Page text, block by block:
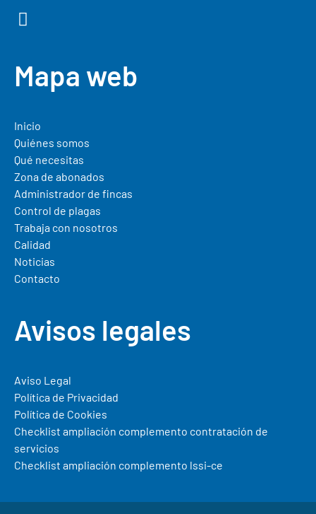
Mapa web
Inicio
Quiénes somos
Qué necesitas
Zona de abonados
Administrador de fincas
Control de plagas
Trabaja con nosotros
Calidad
Noticias
Contacto
Avisos legales
Aviso Legal
Política de Privacidad
Política de Cookies
Checklist ampliación complemento contratación de
servicios
Checklist ampliación complemento lssi-ce